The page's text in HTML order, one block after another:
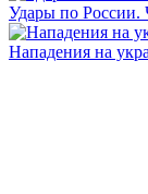
Удары по России.
Нападения на